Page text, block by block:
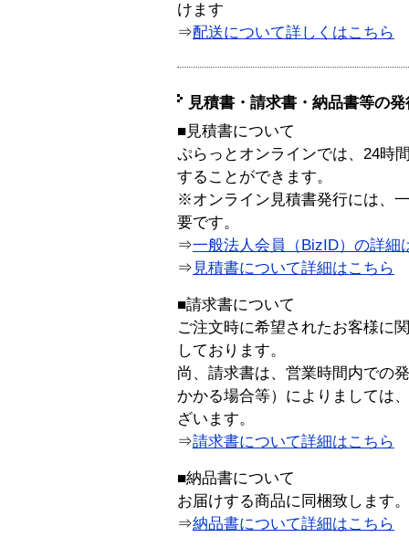
けます
⇒配送について詳しくはこちら
見積書・請求書・納品書等の
■見積書について
ぷらっとオンラインでは、24時
することができます。
※オンライン見積書発行には、
要です。
⇒一般法人会員（BizID）の詳細
⇒ 見積書について詳細はこちら
■請求書について
ご注文時に希望されたお客様に
しております。
尚、請求書は、営業時間内での
かかる場合等）によりましては
ざいます。
⇒請求書について詳細はこちら
■納品書について
お届けする商品に同梱致します。
⇒納品書について詳細はこちら